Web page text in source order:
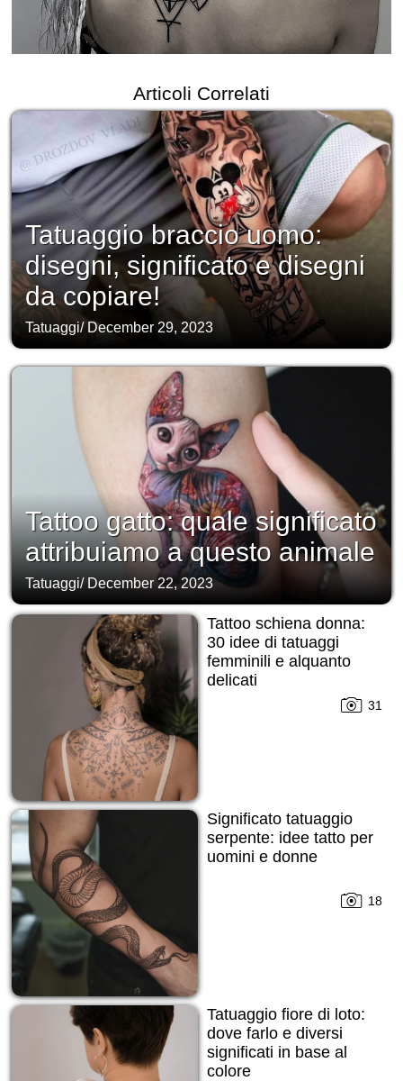
Articoli Correlati
Tatuaggio braccio uomo:
disegni, significato e disegni
da copiare!
Tatuaggi/ December 29, 2023
Tattoo gatto: quale significato
attribuiamo a questo animale
Tatuaggi/ December 22, 2023
Tattoo schiena donna:
30 idee di tatuaggi
femminili e alquanto
delicati
31
Significato tatuaggio
serpente: idee tatto per
uomini e donne
18
Tatuaggio fiore di loto:
dove farlo e diversi
significati in base al
colore